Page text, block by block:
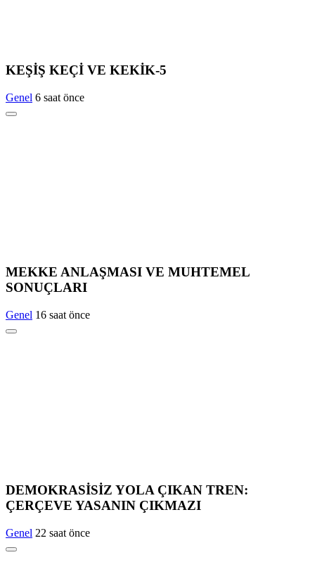
KEŞİŞ KEÇİ VE KEKİK-5
Genel 6 saat önce
MEKKE ANLAŞMASI VE MUHTEMEL
SONUÇLARI
Genel 16 saat önce
DEMOKRASİSİZ YOLA ÇIKAN TREN:
ÇERÇEVE YASANIN ÇIKMAZI
Genel 22 saat önce